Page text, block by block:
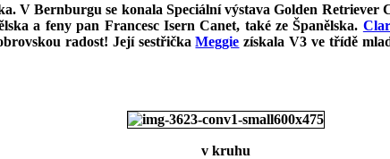
. V Bernburgu se konala Speciální výstava Golden Retriever
a feny pan Francesc Isern Canet, také ze Španělska.
radost! Její sestřičkaMeggie získala V3 ve třídě
v kruhu